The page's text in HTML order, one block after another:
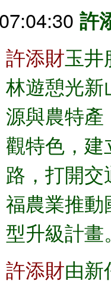
許
許添財玉井
林遊憩光
源與農特
觀特色，
路，打開
福農業推
型升級計畫
許添財由新